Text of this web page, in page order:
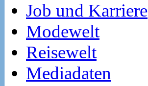
Job und Karriere
Modewelt
Reisewelt
Mediadaten